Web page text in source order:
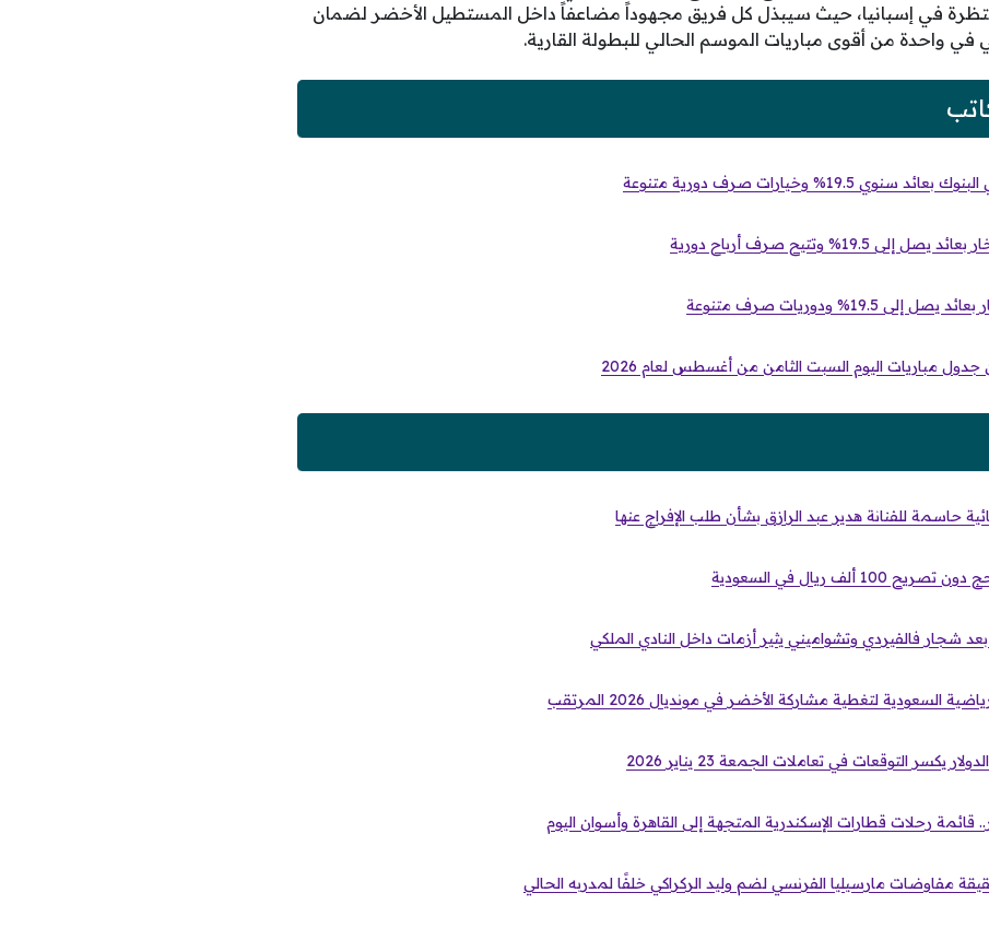
منتظرة في إسبانيا، حيث سيبذل كل فريق مجهوداً مضاعفاً داخل المستطيل الأخضر لضمان
في واحدة من أقوى مباريات الموسم الحالي للبطولة القارية.
19.5% وخيارات صرف دورية متنوعة
وتتيح صرف أرباح دورية
ودوريات صرف متنوعة
مباريات اليوم السبت الثامن من أغسطس لعام 2026
حاسمة للفنانة هدير عبد الرازق بشأن طلب الإفراج عنها
ألف ريال في السعودية
شجار فالفيردي وتشواميني يثير أزمات داخل النادي الملكي
السعودية لتغطية مشاركة الأخضر في مونديال 2026 المرتقب
يكسر التوقعات في تعاملات الجمعة 23 يناير 2026
قائمة رحلات قطارات الإسكندرية المتجهة إلى القاهرة وأسوان اليوم
مفاوضات مارسيليا الفرنسي لضم وليد الركراكي خلفًا لمدربه الحالي